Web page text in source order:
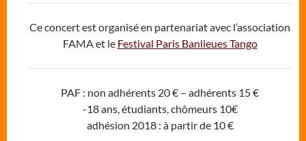
Ce concert est organisé en partenariat avec l’association
FAMA et le Festival Paris Banlieues Tango
PAF : non adhérents 20 € – adhérents 15 €
-18 ans, étudiants, chômeurs 10€
adhésion 2018 : à partir de 10 €